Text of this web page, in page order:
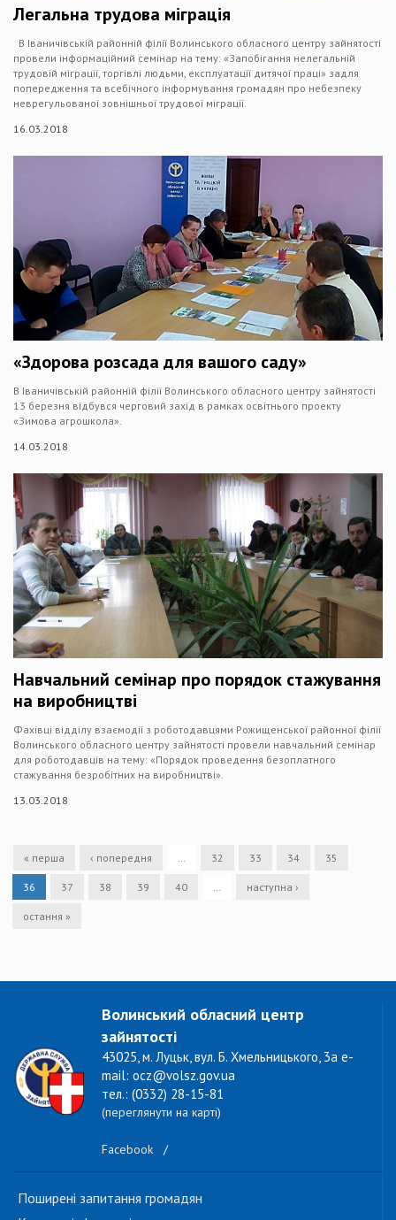
Легальна трудова міграція
В Іваничівській районній філії Волинського обласного центру зайнятості
провели інформаційний семінар на тему: «Запобігання нелегальній
трудовій міграції, торгівлі людьми, експлуатації дитячої праці» задля
попередження та всебічного інформування громадян про небезпеку
неврегульованої зовнішньої трудової міграції.
16.03.2018
«Здорова розсада для вашого саду»
В Іваничівській районній філії Волинського обласного центру зайнятості
13 березня відбувся черговий захід в рамках освітнього проекту
«Зимова агрошкола».
14.03.2018
Навчальний семінар про порядок стажування
на виробництві
Фахівці відділу взаємодії з роботодавцями Рожищенської районної філії
Волинського обласного центру зайнятості провели навчальний семінар
для роботодавців на тему: «Порядок проведення безоплатного
стажування безробітних на виробництві».
13.03.2018
« перша ‹ попередня … 32 33 34 35
36 37 38 39 40 … наступна ›
остання »
Волинський обласний центр
зайнятості
43025, м. Луцьк, вул. Б. Хмельницького, 3а e-
mail: ocz@volsz.gov.ua
тел.: (0332) 28-15-81
(переглянути на карті)
Facebook /
Поширені запитання громадян